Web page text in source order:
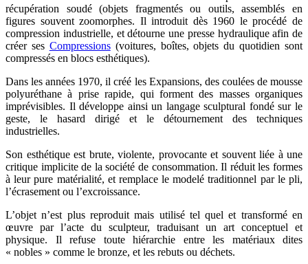
récupération soudé (objets fragmentés ou outils, assemblés en
figures souvent zoomorphes. Il introduit dès 1960 le procédé de
compression industrielle, et détourne une presse hydraulique afin de
créer ses Compressions(voitures, boîtes, objets du quotidien sont
compressés en blocs esthétiques).
Dans les années 1970, il créé les Expansions, des coulées de mousse
polyuréthane à prise rapide, qui forment des masses organiques
imprévisibles. Il développe ainsi un langage sculptural fondé sur le
geste, le hasard dirigé et le détournement des techniques
industrielles.
Son esthétique est brute, violente, provocante et souvent liée à une
critique implicite de la société de consommation. Il réduit les formes
à leur pure matérialité, et remplace le modelé traditionnel par le pli,
l’écrasement ou l’excroissance.
L’objet n’est plus reproduit mais utilisé tel quel et transformé en
œuvre par l’acte du sculpteur, traduisant un art conceptuel et
physique. Il refuse toute hiérarchie entre les matériaux dites
« nobles » comme le bronze, et les rebuts ou déchets.